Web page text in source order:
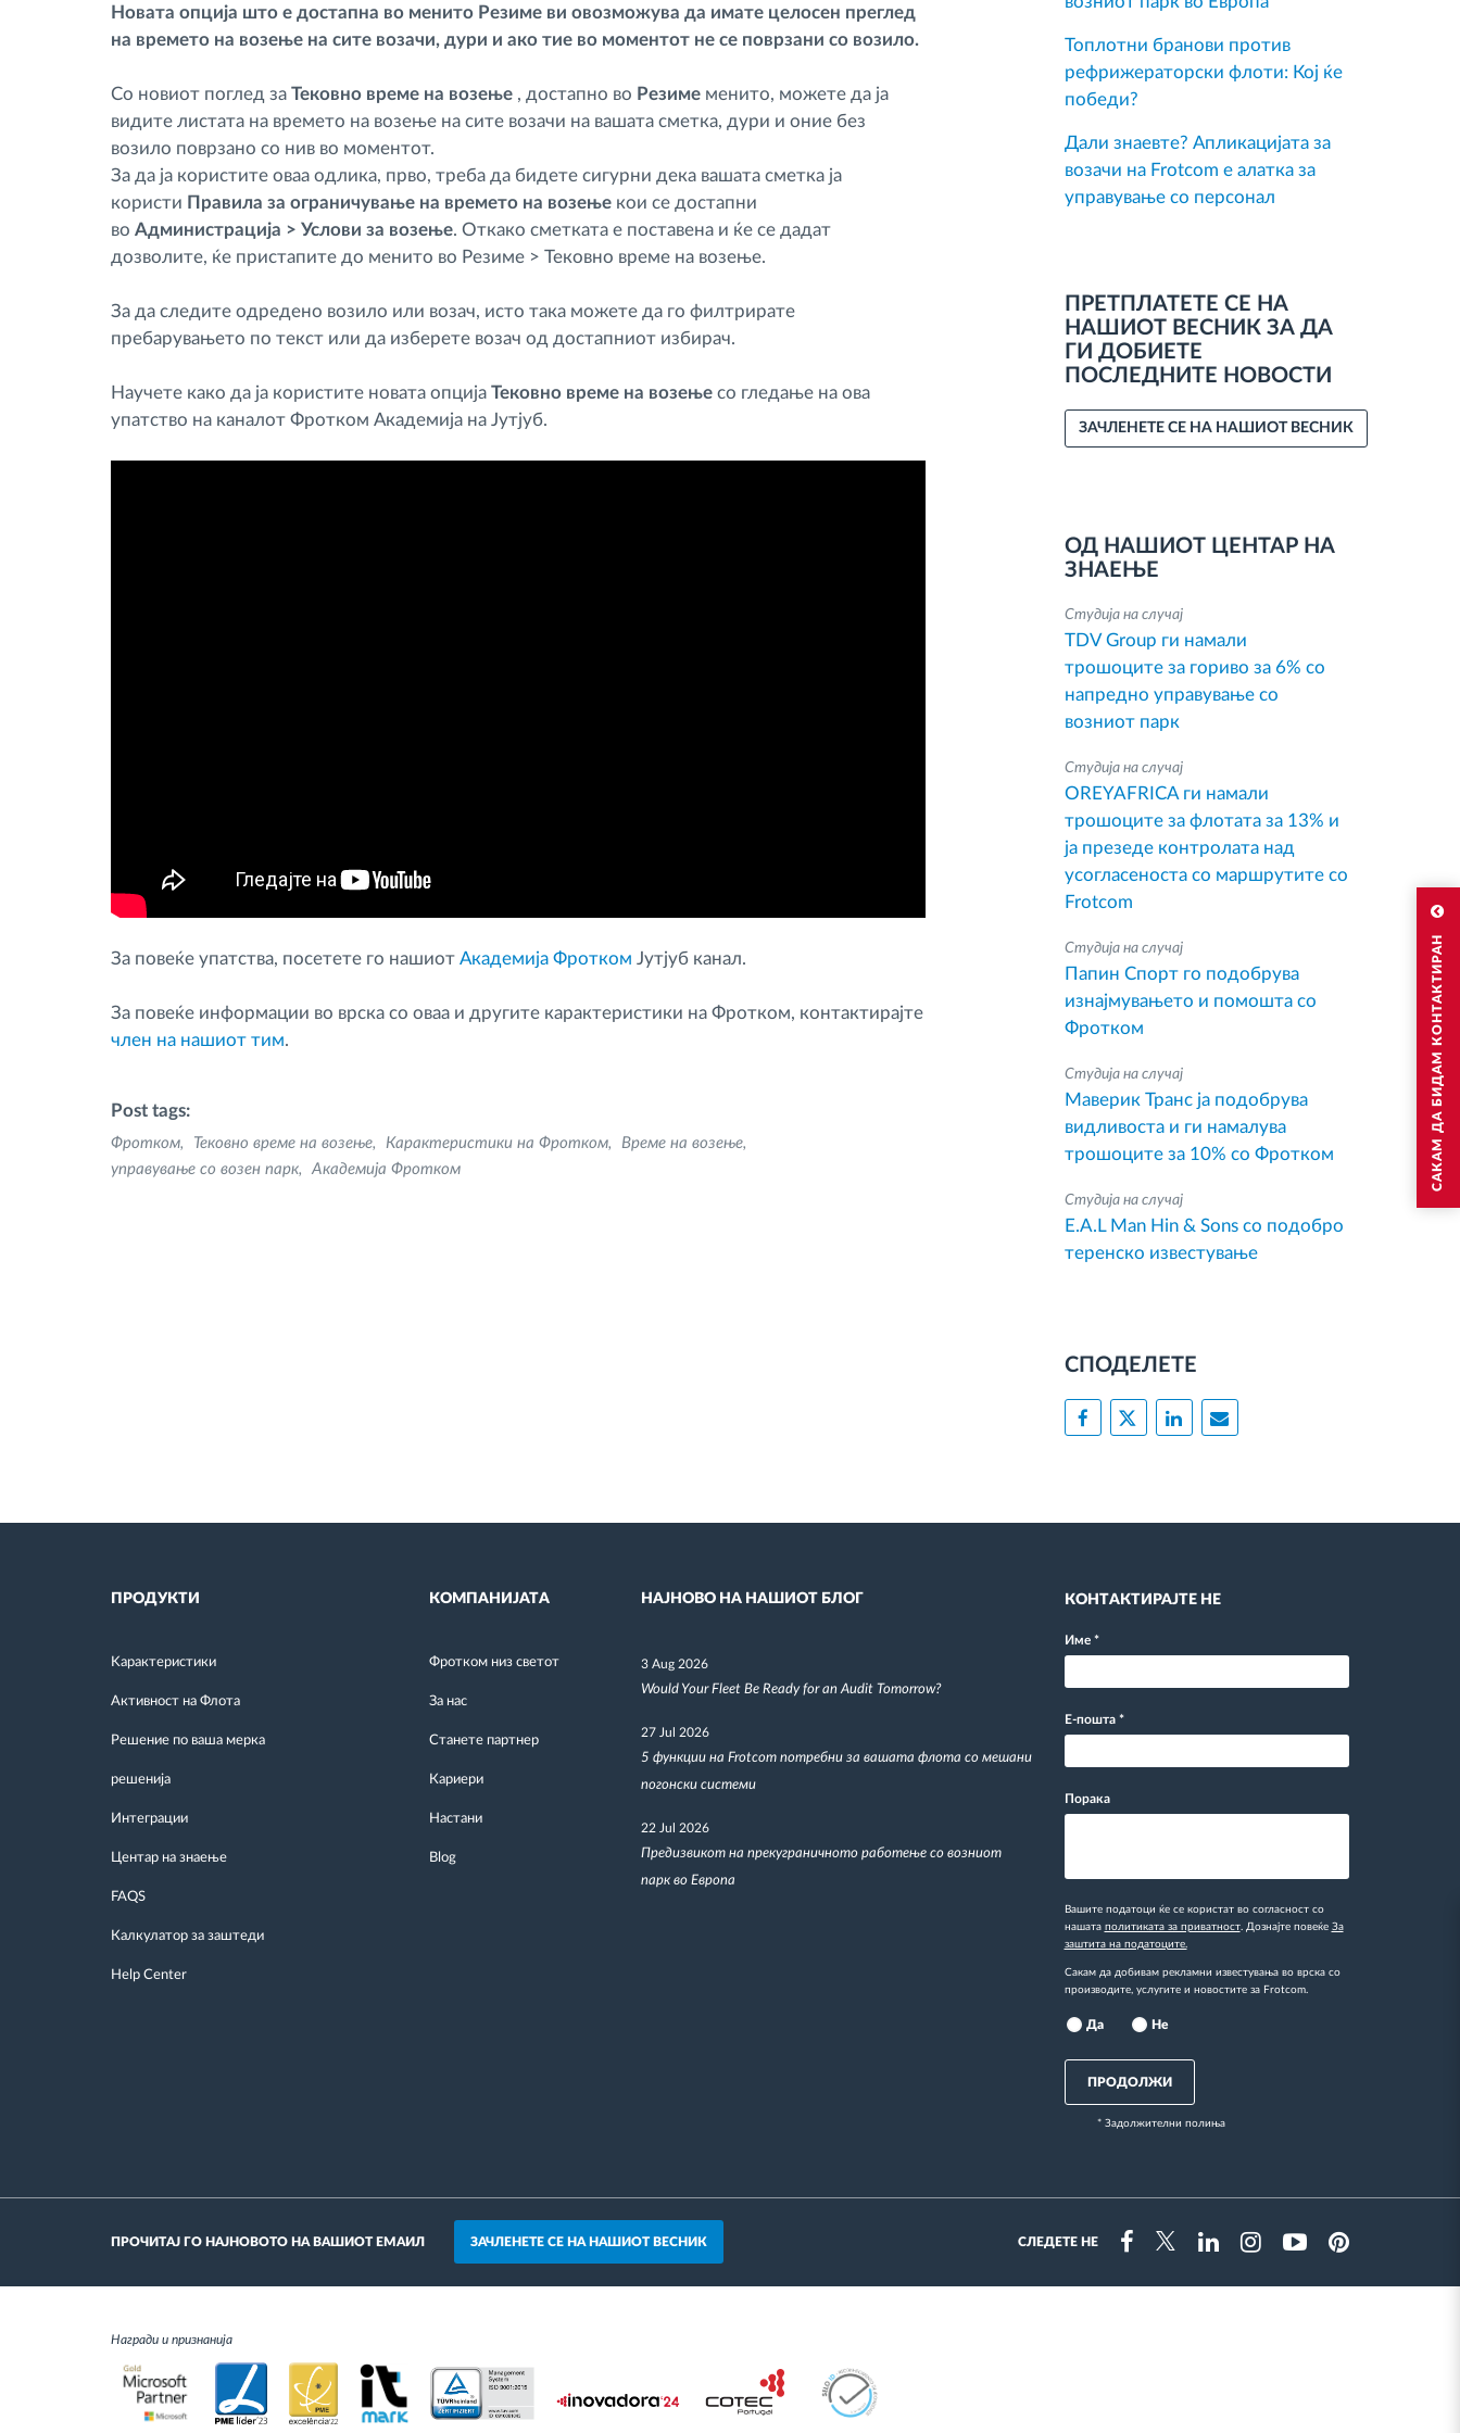
САКАМ ДА БИДАМ КОНТАКТИРАН
Контрола на пристап
Управување со горивото
Планирање и следење на рутите
Автоматска идентификација на
возачите
Откријте ги сите можности
Новата опција што е достапна во менито Резиме ви овозможува да имате целосен преглед
на времето на возење на сите возачи, дури и ако тие во моментот не се поврзани со возило.
Со новиот поглед за Тековно време на возење , достапно во Резиме менито, можете да ја
видите листата на времето на возење на сите возачи на вашата сметка, дури и оние без
возило поврзано со нив во моментот.
За да ја користите оваа одлика, прво, треба да бидете сигурни дека вашата сметка ја
користи Правила за ограничување на времето на возење кои се достапни
во Администрација > Услови за возење. Откако сметката е поставена и ќе се дадат
дозволите, ќе пристапите до менито во Резиме > Тековно време на возење.
За да следите одредено возило или возач, исто така можете да го филтрирате
пребарувањето по текст или да изберете возач од достапниот избирач.
Научете како да ја користите новата опција Тековно време на возење со гледање на ова
упатство на каналот Фротком Академија на Јутјуб.
За повеќе упатства, посетете го нашиот Академија Фротком Јутјуб канал.
За повеќе информации во врска со оваа и другите карактеристики на Фротком, контактирајте
член на нашиот тим.
Post tags:
Фротком Тековно време на возење Карактеристики на Фротком
Време на возење
управување со возен парк
Академија Фротком
Топлотни бранови против
рефрижераторски флоти: Кој ќе
победи?
Дали знаевте? Апликацијата за
возачи на Frotcom е алатка за
управување со персонал
ПРЕТПЛАТЕТЕ СЕ НА
НАШИОТ ВЕСНИК ЗА ДА
ГИ ДОБИЕТЕ
ПОСЛЕДНИТЕ НОВОСТИ
ЗАЧЛЕНЕТЕ СЕ НА НАШИОТ ВЕСНИК
ОД НАШИОТ ЦЕНТАР НА
ЗНАЕЊЕ
Студија на случај
TDV Group ги намали
трошоците за гориво за 6% со
напредно управување со
возниот парк
Студија на случај
OREYAFRICA ги намали
трошоците за флотата за 13% и
ја презеде контролата над
усогласеноста со маршрутите со
Frotcom
Студија на случај
Папин Спорт го подобрува
изнајмувањето и помошта со
Фротком
Студија на случај
Маверик Транс ја подобрува
видливоста и ги намалува
трошоците за 10% со Фротком
Студија на случај
E.A.L Man Hin & Sons со подобро
теренско известување
СПОДЕЛЕТЕ
ПРОДУКТИ
Kарактеристики
Активност на Флота
Решение по ваша мерка
решенија
Интеграции
Центар на знаење
FAQS
Калкулатор за заштеди
Help Center
КОМПАНИЈАТА
Фротком низ светот
За нас
Станете партнер
Кариери
Настани
Blog
НАЈНОВО НА НАШИОТ БЛОГ
3 Aug 2026
Would Your Fleet Be Ready for an Audit Tomorrow?
27 Jul 2026
5 функции на Frotcom потребни за вашата флота со мешани
погонски системи
22 Jul 2026
Предизвикот на прекуграничното работење со возниот
парк во Европа
КОНТАКТИРАЈТЕ НЕ
Име *
Е-пошта *
Порака
Вашите податоци ќе се користат во согласност со
нашата политиката за приватност. Дознајте повеќе За
заштита на податоците.
Сакам да добивам рекламни известувања во врска со
производите, услугите и новостите за Frotcom.
Да Не
ПРОДОЛЖИ
* Задолжителни полиња
ПРОЧИТАЈ ГО НАЈНОВОТО НА ВАШИОТ ЕМАИЛ ЗАЧЛЕНЕТЕ СЕ НА НАШИОТ ВЕСНИК СЛЕДЕТЕ НЕ
FacebookTwitterLinkedinInstragramYoutubePinterest
Награди и признанија